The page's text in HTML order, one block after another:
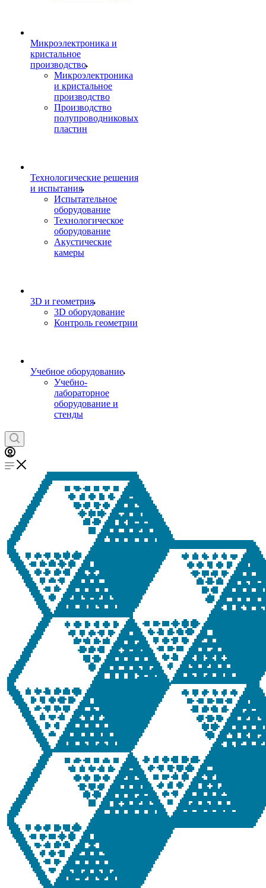
Микроэлектроника и
кристальное
производство
Микроэлектроника
и кристальное
производство
Производство
полупроводниковых
пластин
Технологические решения
и испытания
Испытательное
оборудование
Технологическое
оборудование
Акустические
камеры
3D и геометрия
3D оборудование
Контроль геометрии
Учебное оборудование
Учебно-
лабораторное
оборудование и
стенды